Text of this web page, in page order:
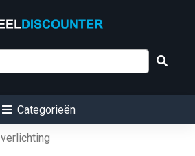
Categorieën
verlichting